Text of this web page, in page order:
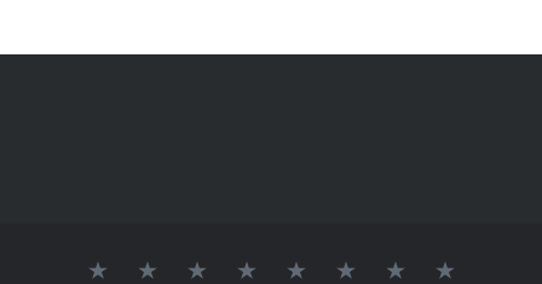
INÍCIO SOBRE LAB
Logo DOCENTES
Alvaro Elessandra